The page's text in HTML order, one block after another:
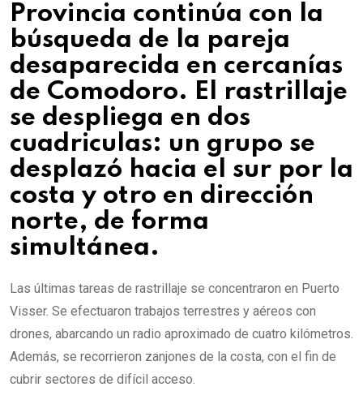
Provincia continúa con la
búsqueda de la pareja
desaparecida en cercanías
de Comodoro. El rastrillaje
se despliega en dos
cuadriculas: un grupo se
desplazó hacia el sur por la
costa y otro en dirección
norte, de forma
simultánea.
Las últimas tareas de rastrillaje se concentraron en Puerto
Visser. Se efectuaron trabajos terrestres y aéreos con
drones, abarcando un radio aproximado de cuatro kilómetros.
Además, se recorrieron zanjones de la costa, con el fin de
cubrir sectores de difícil acceso.